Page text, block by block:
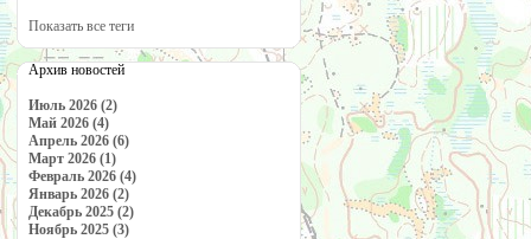
Показать все теги
Архив новостей
Июль 2026 (2)
Май 2026 (4)
Апрель 2026 (6)
Март 2026 (1)
Февраль 2026 (4)
Январь 2026 (2)
Декабрь 2025 (2)
Ноябрь 2025 (3)